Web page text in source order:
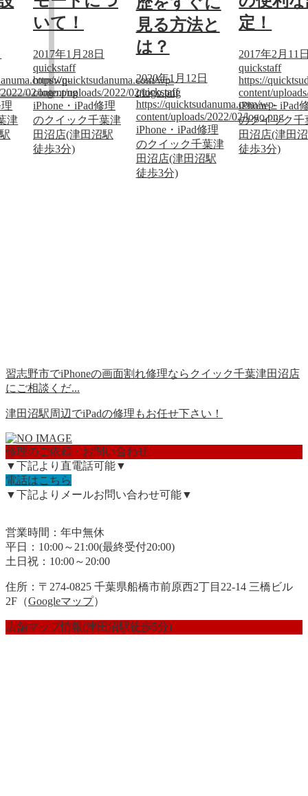
wp-
02/logo.png
津
いて！
2017年1月28日
quickstaff
https://quicktsudanuma.com/wp-
content/uploads/2022/02/logo.png
iPhone・iPad修理
のクイック千葉津
田沼店(津田沼駅
徒歩3分)
見る方法と
は？
2020年1月12日
quickstaff
https://quicktsudanuma.com/wp-
content/uploads/2022/02/logo.png
iPhone・iPad修理
のクイック千葉津
田沼店(津田沼駅
徒歩3分)
定！
2017年2月11
quickstaff
https://
content/
iPhone・iPad
のクイック千
田沼店(津田
徒歩3分)
習志野市でiPhoneの画面割れ修理ならクイック千葉津田沼店
にご相談くだ...
津田沼駅周辺でiPadの修理もお任せ下さい！
修理のご依頼・お問い合わせ
▼下記より直電話可能▼
電話はこちら
▼下記よりメールお問い合わせ可能▼
営業時間：年中無休
平日：10:00～21:00(最終受付20:00)
土日祝：10:00～20:00
住所：〒274-0825 千葉県船橋市前原西2丁目22-14 三橋ビル
2F（Googleマップ）
店舗マップ情報(津田沼駅徒歩5分)